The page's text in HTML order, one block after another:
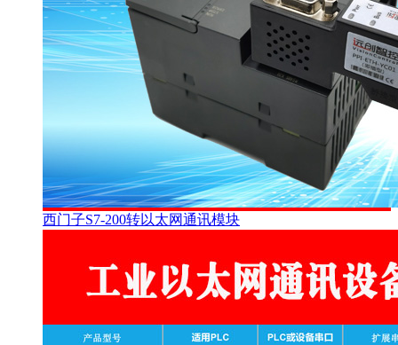
西门子S7-200转以太网通讯模块